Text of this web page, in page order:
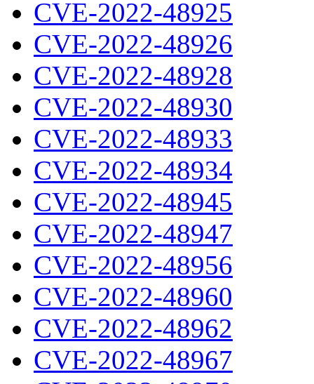
CVE-2022-48925
CVE-2022-48926
CVE-2022-48928
CVE-2022-48930
CVE-2022-48933
CVE-2022-48934
CVE-2022-48945
CVE-2022-48947
CVE-2022-48956
CVE-2022-48960
CVE-2022-48962
CVE-2022-48967